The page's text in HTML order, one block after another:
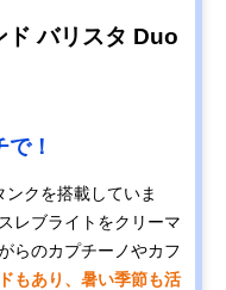
ド バリスタ Duo
！
クを搭載していま
レブライトをクリーマ
らのカプチーノやカフ
もあり、暑い季節も活